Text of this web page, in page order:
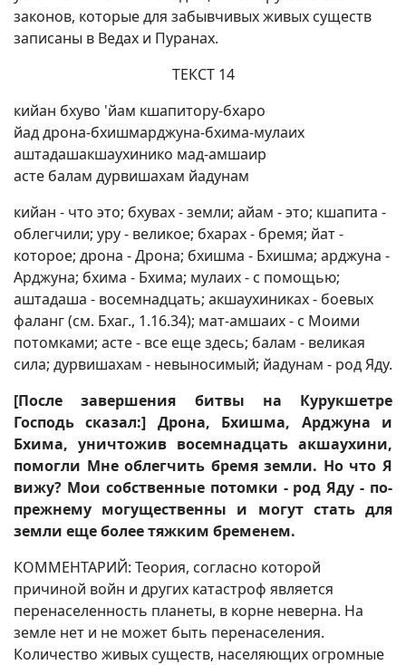
законов, которые для забывчивых живых существ
записаны в Ведах и Пуранах.
ТЕКСТ 14
кийан бхуво 'йам кшапитору-бхаро
йад дрона-бхишмарджуна-бхима-мулаих
аштадашакшаухинико мад-амшаир
асте балам дурвишахам йадунам
кийан - что это; бхувах - земли; айам - это; кшапита -
облегчили; уру - великое; бхарах - бремя; йат -
которое; дрона - Дрона; бхишма - Бхишма; арджуна -
Арджуна; бхима - Бхима; мулаих - с помощью;
аштадаша - восемнадцать; акшаухиниках - боевых
фаланг (см. Бхаг., 1.16.34); мат-амшаих - с Моими
потомками; асте - все еще здесь; балам - великая
сила; дурвишахам - невыносимый; йадунам - род Яду.
[После завершения битвы на Курукшетре
Господь сказал:] Дрона, Бхишма, Арджуна и
Бхима, уничтожив восемнадцать акшаухини,
помогли Мне облегчить бремя земли. Но что Я
вижу? Мои собственные потомки - род Яду - по-
прежнему могущественны и могут стать для
земли еще более тяжким бременем.
КОММЕНТАРИЙ: Теория, согласно которой
причиной войн и других катастроф является
перенаселенность планеты, в корне неверна. На
земле нет и не может быть перенаселения.
Количество живых существ, населяющих огромные